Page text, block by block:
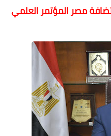
مصر المؤتمر العلمي